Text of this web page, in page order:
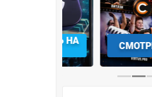
СМОТРЕТЬ